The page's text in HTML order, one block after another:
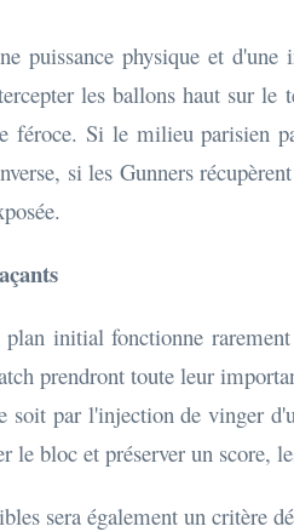
puissance physique et
les ballons haut sur
féroce. Si le milieu parisien
si les Gunners
initial fonctionne
prendront toute leur
par l'injection de vinger
le bloc et préserver un score,
sera également un